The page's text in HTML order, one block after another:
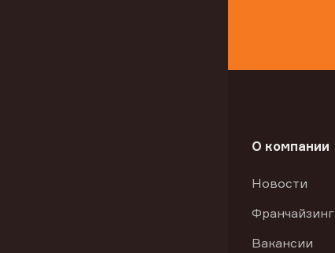
О компании
Новости
Франчайзинг
Вакансии